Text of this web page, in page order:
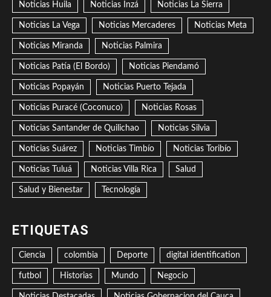
Noticias Huila Noticias Inzá Noticias La Sierra
Noticias La Vega Noticias Mercaderes Noticias Meta
Noticias Miranda Noticias Palmira
Noticias Patía (El Bordo) Noticias Piendamó
Noticias Popayán Noticias Puerto Tejada
Noticias Puracé (Coconuco) Noticias Rosas
Noticias Santander de Quilichao Noticias Silvia
Noticias Suárez Noticias Timbío Noticias Toribío
Noticias Tuluá Noticias Villa Rica Salud
Salud y Bienestar Tecnología
ETIQUETAS
Ciencia colombia Deporte digital identification
futbol Historias Mundo Negocio